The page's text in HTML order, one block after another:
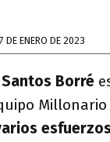
DE ENERO DE 2023
Borré